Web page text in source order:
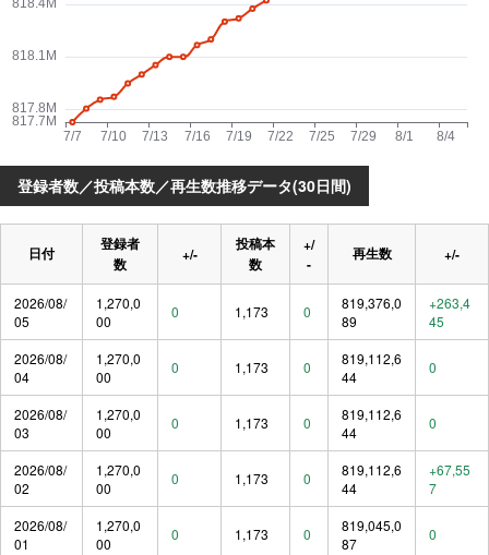
登録者数／投稿本数／再生数推移データ(30日間)
日付
登録者
数
+/-
投稿本
数
+/
-
再生数 +/-
2026/08/
05
1,270,0
00
0 1,173 0
819,376,0
89
+263,4
45
2026/08/
04
1,270,0
00
0 1,173 0
819,112,6
44
0
2026/08/
03
1,270,0
00
0 1,173 0
819,112,6
44
0
2026/08/
02
1,270,0
00
0 1,173 0
819,112,6
44
+67,55
7
2026/08/
01
1,270,0
00
0 1,173 0
819,045,0
87
0